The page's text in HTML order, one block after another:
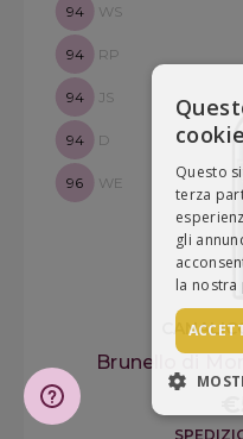
94 WS
94 RP
94 JS
94 D
96 WE
Brunello di
cookie
Questo
terza
gli
la nostra